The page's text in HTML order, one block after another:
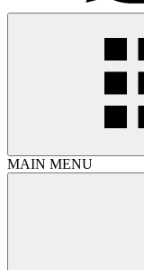
MAIN MENU